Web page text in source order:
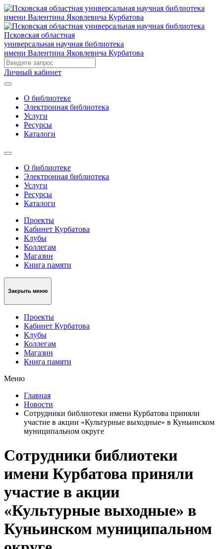
Псковская областная
универсальная научная библиотека
имени Валентина Яковлевича Курбатова
Личный кабинет
О библиотеке
Электронная библиотека
Услуги
Ресурсы
Каталоги
О библиотеке
Электронная библиотека
Услуги
Ресурсы
Каталоги
Проекты
Кабинет Курбатова
Клубы
Коллегам
Магазин
Книга памяти
Закрыть меню
Проекты
Кабинет Курбатова
Клубы
Коллегам
Магазин
Книга памяти
Меню
Главная
Новости
Сотрудники библиотеки имени Курбатова приняли
участие в акции «Культурные выходные» в Куньинском
муниципальном округе
Сотрудники библиотеки
имени Курбатова приняли
участие в акции
«Культурные выходные» в
Куньинском муниципальном